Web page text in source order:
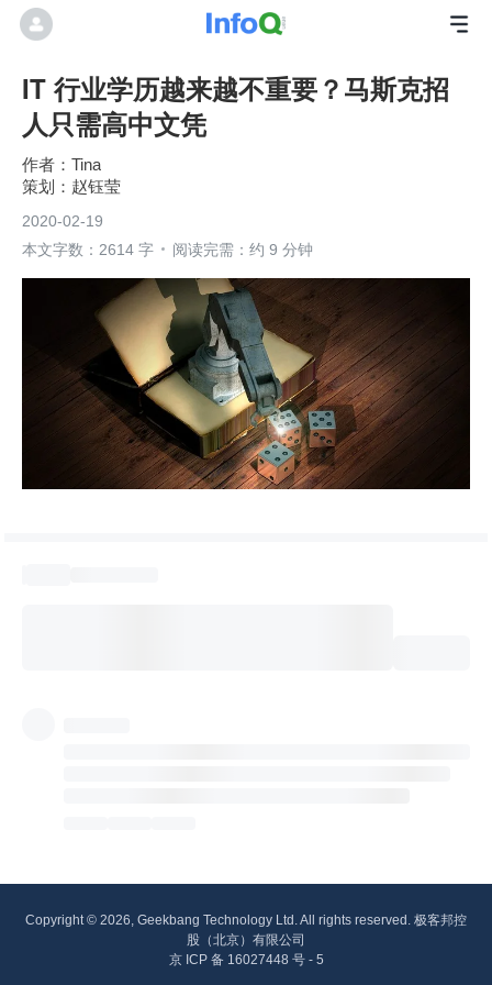
IT 行业学历越来越不重要？马斯克招
人只需高中文凭
Tina
赵钰莹
2020-02-19
本文字数：2614 字
阅读完需：约 9 分钟
Copyright © 2026, Geekbang Technology Ltd. All rights reserved. 极客邦控
股（北京）有限公司
京 ICP 备 16027448 号 - 5